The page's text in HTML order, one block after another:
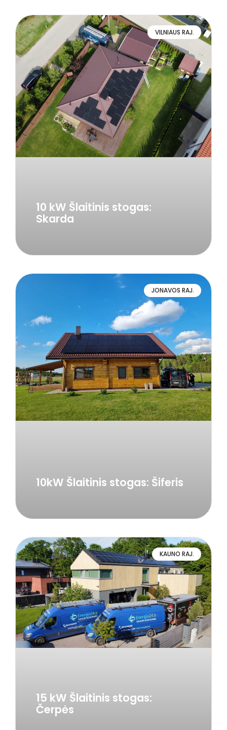
VILNIAUS RAJ.
10 kW Šlaitinis stogas:
Skarda
JONAVOS RAJ.
10kW Šlaitinis stogas: Šiferis
KAUNO RAJ.
15 kW Šlaitinis stogas:
Čerpės